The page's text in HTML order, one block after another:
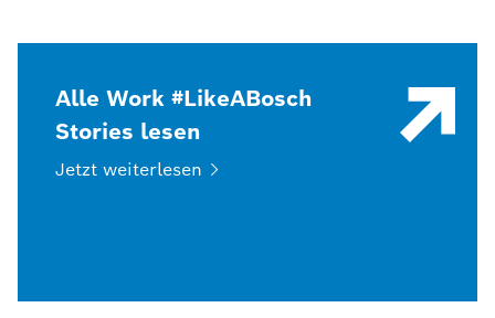
Alle Work #LikeABosch
Stories lesen
Jetzt weiterlesen